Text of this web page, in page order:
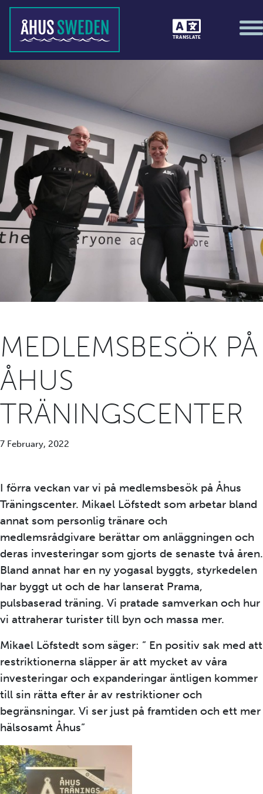
TRANSLATE
MEDLEMSBESÖK PÅ
ÅHUS
TRÄNINGSCENTER
7 February, 2022
I förra veckan var vi på medlemsbesök på Åhus
Träningscenter. Mikael Löfstedt som arbetar bland
annat som personlig tränare och
medlemsrådgivare berättar om anläggningen och
deras investeringar som gjorts de senaste två åren.
Bland annat har en ny yogasal byggts, styrkedelen
har byggt ut och de har lanserat Prama,
pulsbaserad träning. Vi pratade samverkan och hur
vi attraherar turister till byn och massa mer.
Mikael Löfstedt som säger: ” En positiv sak med att
restriktionerna släpper är att mycket av våra
investeringar och expanderingar äntligen kommer
till sin rätta efter år av restriktioner och
begränsningar. Vi ser just på framtiden och ett mer
hälsosamt Åhus”